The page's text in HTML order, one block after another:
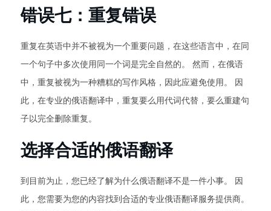
错误七：重复错误
重复在英语中并不被视为一个重要问题，在这些语言中，在同
一个句子中多次使用同一个词是完全自然的。 然而，在俄语
中，重复被视为一种糟糕的写作风格，因此应避免使用。 因
此，在专业的俄语翻译中，重复要么用代词代替，要么重建句
子以完全删除重复。
选择合适的俄语翻译
到目前为止，您已经了解为什么俄语翻译不是一件小事。 因
此，您需要为您的内容找到合适的专业俄语翻译服务提供商。